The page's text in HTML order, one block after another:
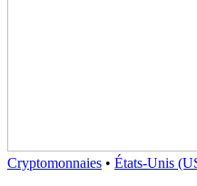
Cryptomonnaies • États-Unis